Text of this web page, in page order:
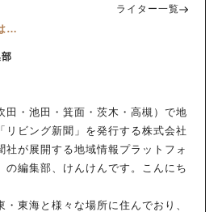
ライター一覧
…
田・池田・箕面・茨木・高槻）で地
リビング新聞」を発行する株式会社
社が展開する地域情報プラットフォ
の編集部、けんけんです。こんにち
・東海と様々な場所に住んでおり、